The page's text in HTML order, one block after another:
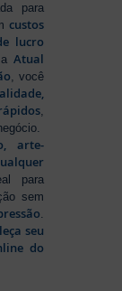
para
custos
lucro
Atual
, você
,
arte-
para
sem
.
seu
do